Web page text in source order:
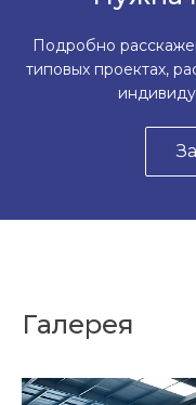
Подробно
типовых проектах,
Галерея